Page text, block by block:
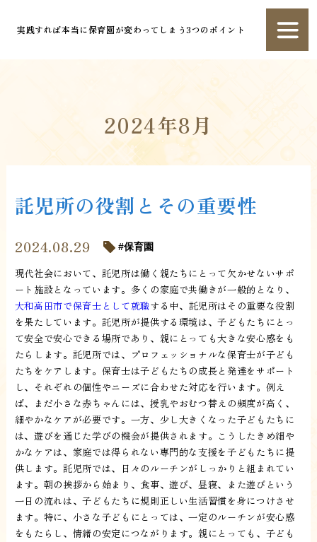
実践すれば本当に保育園が変わってしまう3つのポイント
2024年8月
託児所の役割とその重要性
2024.08.29 保育園
現代社会において、託児所は働く親たちにとって欠かせないサポ
ート施設となっています。多くの家庭で共働きが一般的となり、
大和高田市で保育士として就職する中、託児所はその重要な役割
を果たしています。託児所が提供する環境は、子どもたちにとっ
て安全で安心できる場所であり、親にとっても大きな安心感をも
たらします。託児所では、プロフェッショナルな保育士が子ども
たちをケアします。保育士は子どもたちの成長と発達をサポート
し、それぞれの個性やニーズに合わせた対応を行います。例え
ば、まだ小さな赤ちゃんには、授乳やおむつ替えの頻度が高く、
細やかなケアが必要です。一方、少し大きくなった子どもたちに
は、遊びを通じた学びの機会が提供されます。こうしたきめ細や
かなケアは、家庭では得られない専門的な支援を子どもたちに提
供します。託児所では、日々のルーチンがしっかりと組まれてい
ます。朝の挨拶から始まり、食事、遊び、昼寝、また遊びという
一日の流れは、子どもたちに規則正しい生活習慣を身につけさせ
ます。特に、小さな子どもにとっては、一定のルーチンが安心感
をもたらし、情緒の安定につながります。親にとっても、子ども